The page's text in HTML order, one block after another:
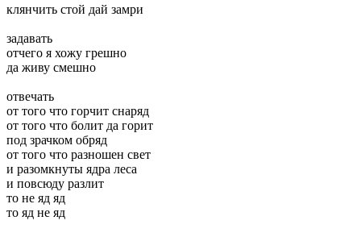
клянчить стой дай замри
задавать
отчего я хожу грешно
да живу смешно
отвечать
от того что горчит снаряд
от того что болит да горит
под зрачком обряд
от того что разношен свет
и разомкнуты ядра леса
и повсюду разлит
то не яд яд
то яд не яд